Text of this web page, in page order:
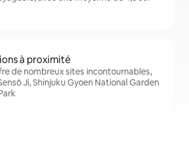
à proximité
de nombreux sites incontournables,
Ji, Shinjuku Gyoen National Garden